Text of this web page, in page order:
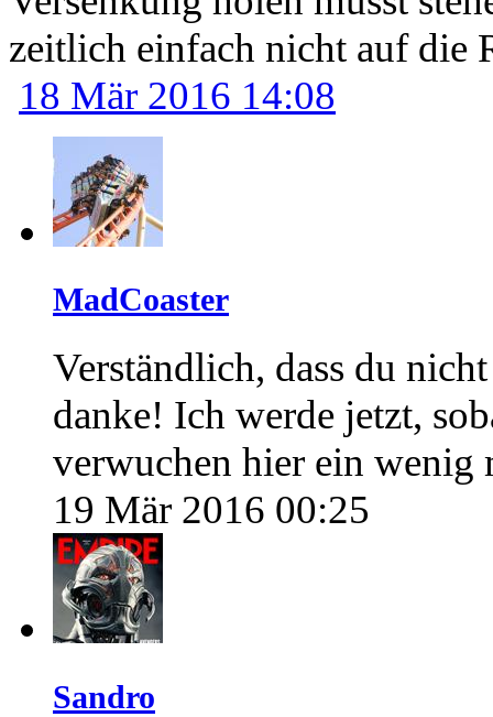
zeitlich einfach nicht auf die
18 Mär 2016 14:08
MadCoaster
Verständlich, dass du
danke! Ich werde jetzt,
verwuchen hier ein wenig
19 Mär 2016 00:25
Sandro